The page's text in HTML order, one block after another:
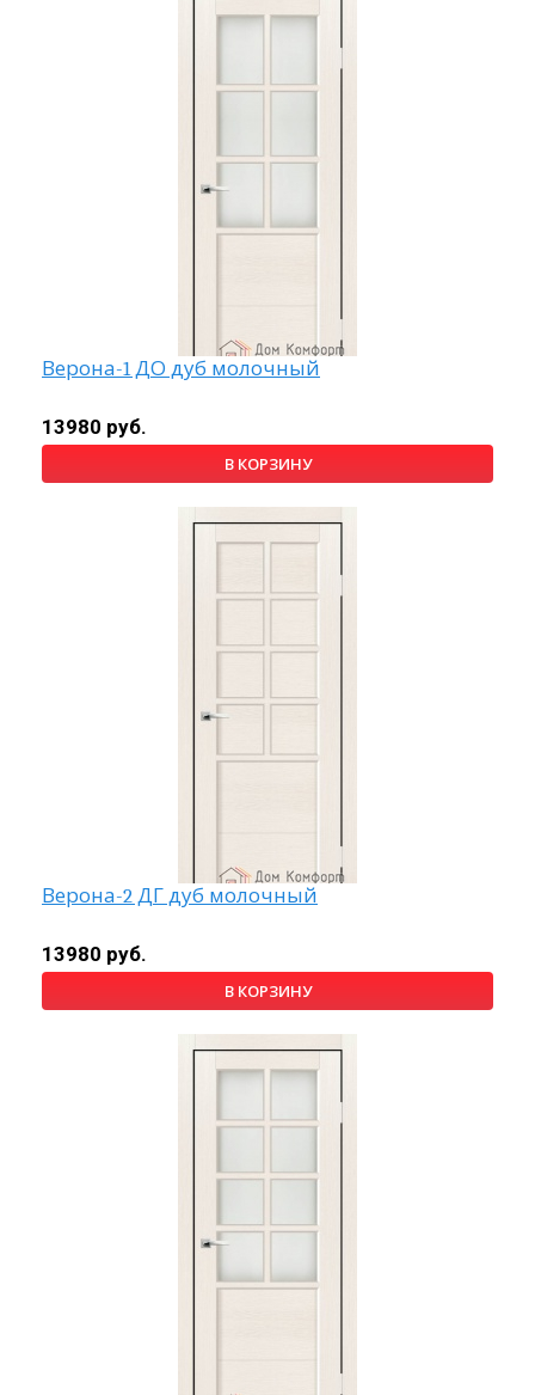
Верона-1 ДО дуб молочный
13980 руб.
В КОРЗИНУ
Верона-2 ДГ дуб молочный
13980 руб.
В КОРЗИНУ